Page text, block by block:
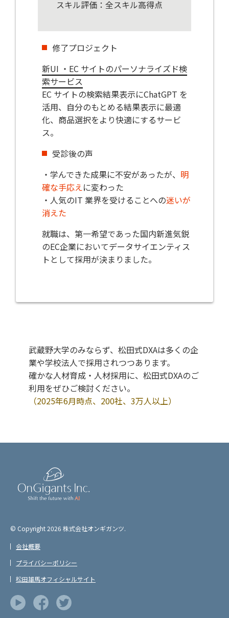
スキル評価：全スキル高得点
修了プロジェクト
新UI ・EC サイトのパーソナライズド検
索サービス
EC サイトの検索結果表示にChatGPT を
活用、自分のもとめる結果表示に最適
化、商品選択をより快適にするサービ
ス。
受診後の声
・学んできた成果に不安があったが、 明
確な手応えに変わった
・人気のIT 業界を受けることへの迷いが
消えた
就職は、第一希望であった国内新進気鋭
のEC企業においてデータサイエンティス
トとして採用が決まりました。
武蔵野大学のみならず、松田式DXAは多くの企
業や学校法人で採用されつつあります。
確かな人材育成・人材採用に、松田式DXAのご
利用をぜひご検討ください。
（2025年6月時点、200社、3万人以上）
© Copyright2026 株式会社オンギガンツ.
会社概要
プライバシーポリシー
松田雄馬オフィシャルサイト